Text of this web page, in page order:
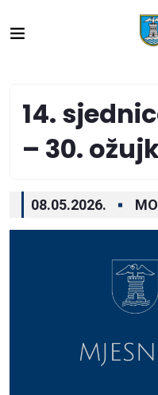
14.
– 30.
08.05.2026.